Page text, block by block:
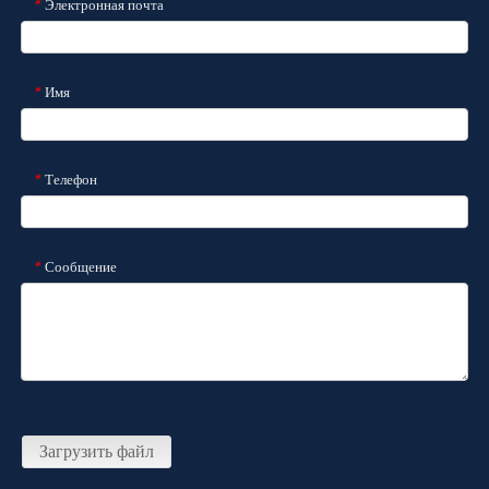
* Электронная почта
* Имя
* Телефон
* Сообщение
Загрузить файл